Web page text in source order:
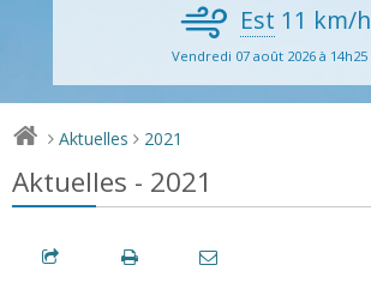
Est 11 km/h
Vendredi 07 août 2026 à 14h25
> Aktuelles > 2021
Aktuelles - 2021